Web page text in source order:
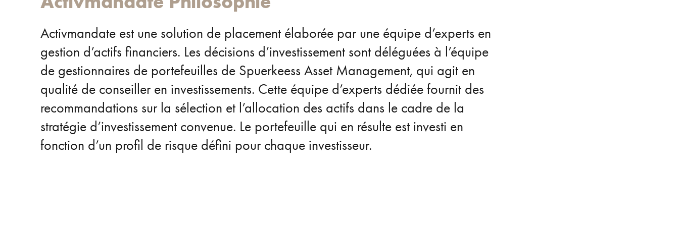
Activmandate est une solution de placement élaborée par une équipe d’experts en
gestion d’actifs financiers. Les décisions d’investissement sont déléguées à l’équipe
de gestionnaires de portefeuilles de Spuerkeess Asset Management, qui agit en
qualité de conseiller en investissements. Cette équipe d’experts dédiée fournit des
recommandations sur la sélection et l’allocation des actifs dans le cadre de la
stratégie d’investissement convenue. Le portefeuille qui en résulte est investi en
fonction d’un profil de risque défini pour chaque investisseur.